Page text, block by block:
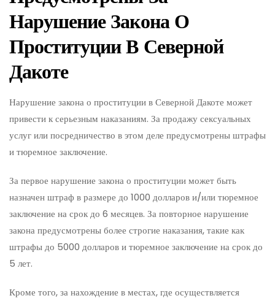
Нарушение Закона О
Проституции В Северной
Дакоте
Нарушение закона о проституции в Северной Дакоте может
привести к серьезным наказаниям. За продажу сексуальных
услуг или посредничество в этом деле предусмотрены штрафы
и тюремное заключение.
За первое нарушение закона о проституции может быть
назначен штраф в размере до 1000 долларов и/или тюремное
заключение на срок до 6 месяцев. За повторное нарушение
закона предусмотрены более строгие наказания, такие как
штрафы до 5000 долларов и тюремное заключение на срок до
5 лет.
Кроме того, за нахождение в местах, где осуществляется